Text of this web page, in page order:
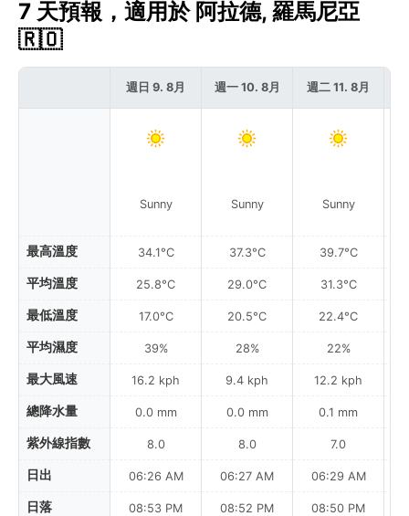
7 天預報，適用於 阿拉德, 羅馬尼亞
🇷🇴
最高溫度
平均溫度
最低溫度
平均濕度
最大風速
總降水量
紫外線指數
日出
日落
週日 9. 8月
Sunny
34.1°C
25.8°C
17.0°C
39%
16.2 kph
0.0 mm
8.0
06:26 AM
08:53 PM
週一 10. 8月
Sunny
37.3°C
29.0°C
20.5°C
28%
9.4 kph
0.0 mm
8.0
06:27 AM
08:52 PM
週二 11. 8月
Sunny
39.7°C
31.3°C
22.4°C
22%
12.2 kph
0.1 mm
7.0
06:29 AM
08:50 PM